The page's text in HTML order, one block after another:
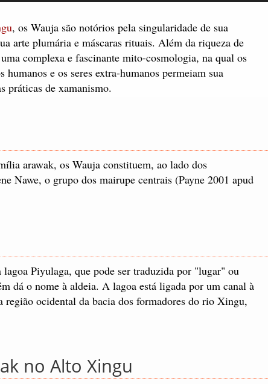
, os Wauja são notórios pela singularidade de sua
arte plumária e máscaras rituais. Além da riqueza de
complexa e fascinante mito-cosmologia, na qual os
e os seres extra-humanos permeiam sua
práticas de xamanismo.
arawak, os Wauja constituem, ao lado dos
Nawe, o grupo dos mairupe centrais (Payne 2001 apud
Piyulaga, que pode ser traduzida por "lugar" ou
dá o nome à aldeia. A lagoa está ligada por um canal à
ocidental da bacia dos formadores do rio Xingu,
no Alto Xingu